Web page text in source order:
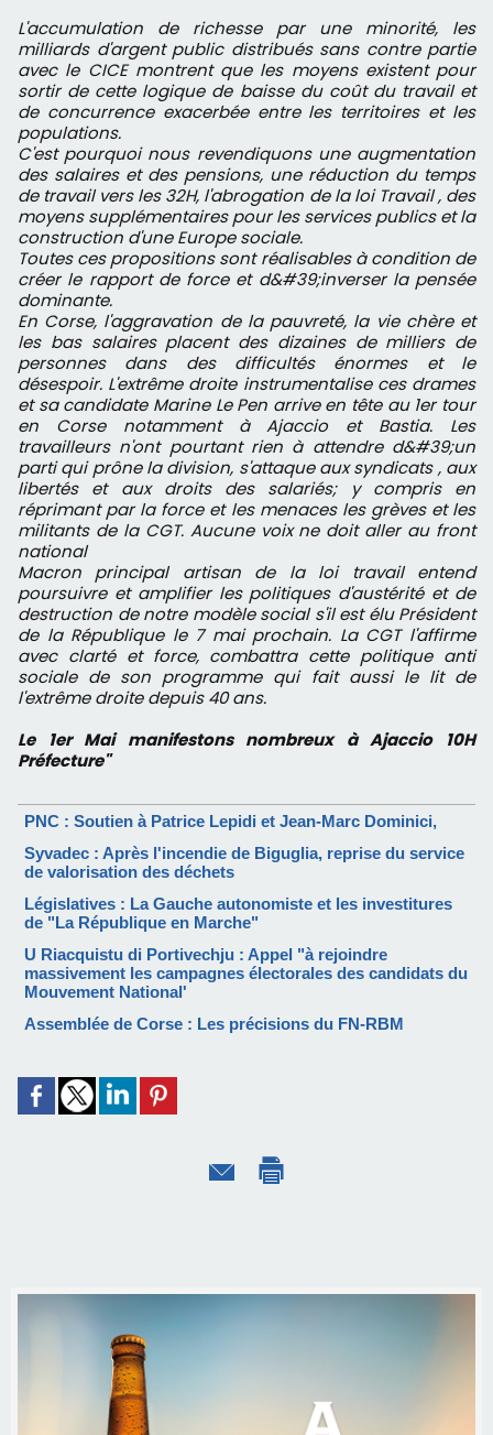
L'accumulation de richesse par une minorité, les
milliards d'argent public distribués sans contre partie
avec le CICE montrent que les moyens existent pour
sortir de cette logique de baisse du coût du travail et
de concurrence exacerbée entre les territoires et les
populations.
C'est pourquoi nous revendiquons une augmentation
des salaires et des pensions, une réduction du temps
de travail vers les 32H, l'abrogation de la loi Travail , des
moyens supplémentaires pour les services publics et la
construction d'une Europe sociale.
Toutes ces propositions sont réalisables à condition de
créer le rapport de force et d&#39;inverser la pensée
dominante.
En Corse, l'aggravation de la pauvreté, la vie chère et
les bas salaires placent des dizaines de milliers de
personnes dans des difficultés énormes et le
désespoir. L'extrême droite instrumentalise ces drames
et sa candidate Marine Le Pen arrive en tête au 1er tour
en Corse notamment à Ajaccio et Bastia. Les
travailleurs n'ont pourtant rien à attendre d&#39;un
parti qui prône la division, s'attaque aux syndicats , aux
libertés et aux droits des salariés; y compris en
réprimant par la force et les menaces les grèves et les
militants de la CGT. Aucune voix ne doit aller au front
national
Macron principal artisan de la loi travail entend
poursuivre et amplifier les politiques d'austérité et de
destruction de notre modèle social s'il est élu Président
de la République le 7 mai prochain. La CGT l'affirme
avec clarté et force, combattra cette politique anti
sociale de son programme qui fait aussi le lit de
l'extrême droite depuis 40 ans.
Le 1er Mai manifestons nombreux à Ajaccio 10H
Préfecture"
PNC : Soutien à Patrice Lepidi et Jean-Marc Dominici,
Syvadec : Après l'incendie de Biguglia, reprise du service
de valorisation des déchets
Législatives : La Gauche autonomiste et les investitures
de "La République en Marche"
U Riacquistu di Portivechju : Appel "à rejoindre
massivement les campagnes électorales des candidats du
Mouvement National'
Assemblée de Corse : Les précisions du FN-RBM